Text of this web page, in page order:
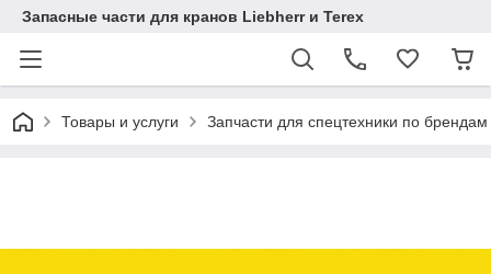
Запасные части для кранов Liebherr и Terex
Товары и услуги Запчасти для спецтехники по брендам